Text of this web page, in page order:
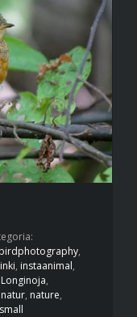
birdphotography,
, instaanimal,
Longinoja,
natur, nature,
small